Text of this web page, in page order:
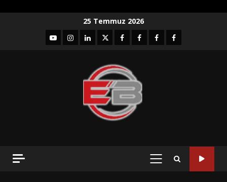
25 Temmuz 2026
YouTubeInstagram
LinkedIntwitterfacebook-Facebook-
Facebook-Facebook-
PRIMARY